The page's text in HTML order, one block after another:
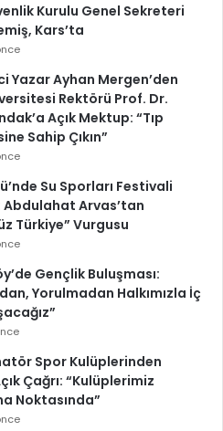
Kurulu Genel Sekreteri
Kars’ta
Yazar Ayhan Mergen’den
Rektörü Prof. Dr.
Açık Mektup: “Tıp
Sahip Çıkın”
Su Sporları Festivali
Abdulahat Arvas’tan
Türkiye” Vurgusu
Gençlik Buluşması:
Yorulmadan Halkımızla İç
Spor Kulüplerinden
Çağrı: “Kulüplerimiz
Noktasında”